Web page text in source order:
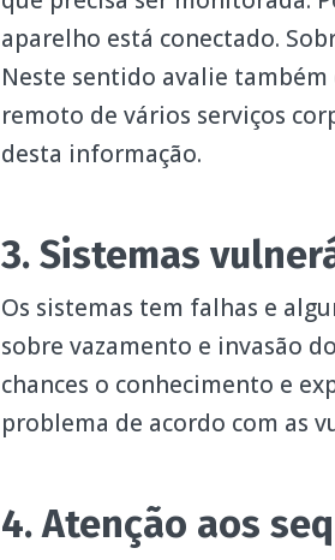
aparelho está conectado.
Neste sentido avalie
remoto de vários serviços
desta informação.
3. Sistemas
Os sistemas tem falhas e
sobre vazamento e invasão
chances o conhecimento e
problema de acordo com as
4. Atenção aos